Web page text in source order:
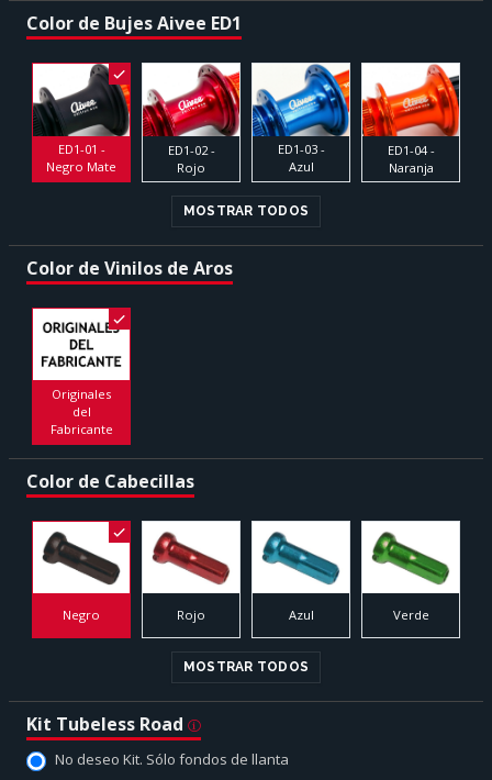
Color de Bujes Aivee ED1
ED1-01 -
Negro Mate
ED1-02 -
Rojo
ED1-03 -
Azul
ED1-04 -
Naranja
MOSTRAR TODOS
Color de Vinilos de Aros
Originales
del
Fabricante
Color de Cabecillas
Negro Rojo Azul Verde
MOSTRAR TODOS
Kit Tubeless Road
No deseo Kit. Sólo fondos de llanta